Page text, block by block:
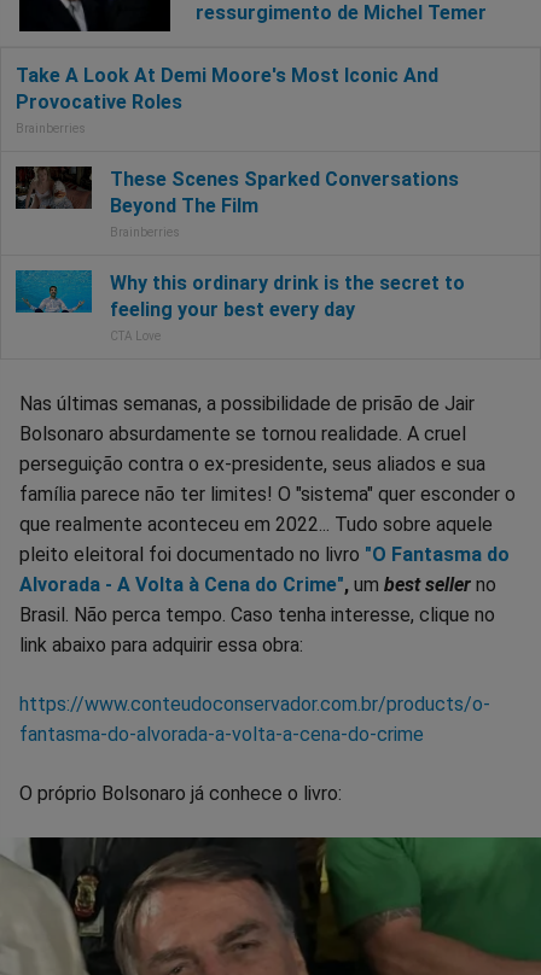
ressurgimento de Michel Temer
Nas últimas semanas, a possibilidade de prisão de Jair
Bolsonaro absurdamente se tornou realidade. A cruel
perseguição contra o ex-presidente, seus aliados e sua
família parece não ter limites! O "sistema" quer esconder o
que realmente aconteceu em 2022... Tudo sobre aquele
pleito eleitoral foi documentado no livro "O Fantasma do
Alvorada - A Volta à Cena do Crime", um best seller no
Brasil. Não perca tempo. Caso tenha interesse, clique no
link abaixo para adquirir essa obra:
https://www.conteudoconservador.com.br/products/o-
fantasma-do-alvorada-a-volta-a-cena-do-crime
O próprio Bolsonaro já conhece o livro: